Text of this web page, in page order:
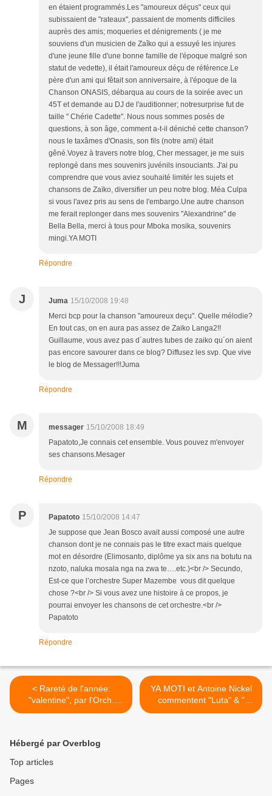
en étaient programmés.Les "amoureux déçus" ceux qui
subissaient de "rateaux", passaient de moments difficiles
auprès des amis; moqueries et dénigrements ( je me
souviens d'un musicien de Zaîko qui a essuyé les injures
d'une jeune fille d'une bonne famille de l'époque malgré son
statut de vedette), il était l'amoureux déçu de référence.Le
père d'un ami qui fêtait son anniversaire, à l'époque de la
Chanson ONASIS, débarqua au cours de la soirée avec un
45T et demande au DJ de l'auditionner; notresurprise fut de
taille " Chérie Cadette". Nous nous sommes posés de
questions, à son âge, comment a-t-il déniché cette chanson?
nous le taxâmes d'Onasis, son fils (notre ami) était
gêné.Voyez à travers notre blog, Cher messager, je me suis
replongé dans mes souvenirs juvénils insouciants. J'ai pu
comprendre que vous aviez souhaité limitér les sujets et
chansons de Zaïko, diversifier un peu notre blog. Méa Culpa
si vous l'avez pris au sens de l'embargo.Une autre chanson
me ferait replonger dans mes souvenirs "Alexandrine" de
Bella Bella, merci à tous pour Mboka mosika, souvenirs
mingi.YA MOTI
Répondre
J Juma 15/10/2008 19:48
Merci bcp pour la chanson "amoureux deçu". Quelle mélodie?
En tout cas, on en aura pas assez de Zaiko Langa2!!
Guillaume, vous avez pas d´autres tubes de zaiko qu´on aient
pas encore savourer dans ce blog? Diffusez les svp. Que vive
le blog de Messager!!!Juma
Répondre
M messager 15/10/2008 18:49
Papatoto,Je connais cet ensemble. Vous pouvez m'envoyer
ses chansons.Mesager
Répondre
P Papatoto 15/10/2008 14:47
Je suppose que Jean Bosco avait aussi composé une autre
chanson dont je ne connais pas le titre exact mais quelque
mot en désordre (Elimosanto, diplôme ya six ans na botutu na
nzoto, naluka mosala nga na zwa te….etc.)<br /> Secundo,
Est-ce que l’orchestre Super Mazembe vous dit quelque
chose ?<br /> Si vous avez une histoire à ce propos, je
pourrai envoyer les chansons de cet orchestre.<br />
Papatoto
Répondre
< Rareté de l'année:
"valentine", par l'Orch.
Symba
YA MOTI et Antoine Nickel
commentent "Luta" & "
Amoureux déçu" >
Hébergé par Overblog
Top articles
Pages